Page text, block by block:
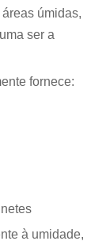
úmidas,
ser a
fornece:
à umidade,